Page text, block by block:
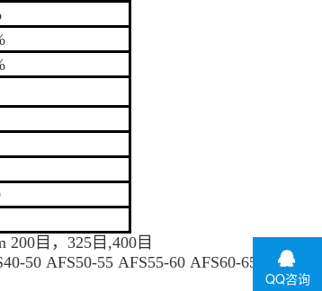
200目，325目,400目
50 AFS50-55 AFS55-60 AFS60-65
QQ咨询